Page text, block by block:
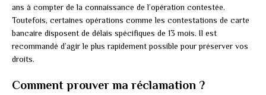
ans à compter de la connaissance de l’opération contestée.
Toutefois, certaines opérations comme les contestations de carte
bancaire disposent de délais spécifiques de 13 mois. Il est
recommandé d’agir le plus rapidement possible pour préserver vos
droits.
Comment prouver ma réclamation ?